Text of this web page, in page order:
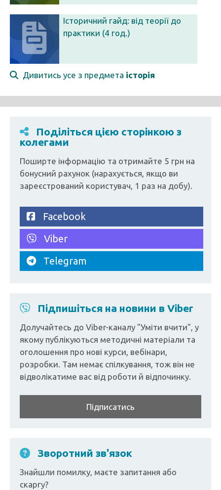
Історичний гайд: від теорії до
практики (4 год.)
Дивитись усе з предмета історія
Поділіться цією сторінкою з
колегами
Поширте інформацію та отримайте 5 грн на
бонусний рахунок (нарахується, якщо ви
зареєстрований користувач, 1 раз на добу).
Facebook
Viber
Telegram
Підпишіться на новини в Viber
Долучайтесь до Viber-каналу "Уміти вчити", у
якому публікуються методичні матеріали та
оголошення про нові курси, вебінари,
розробки. Там немає спілкування, тож він не
відволікатиме вас від роботи й відпочинку.
Підписатись
Зворотний зв'язок
Знайшли помилку, маєте запитання або
скаргу?